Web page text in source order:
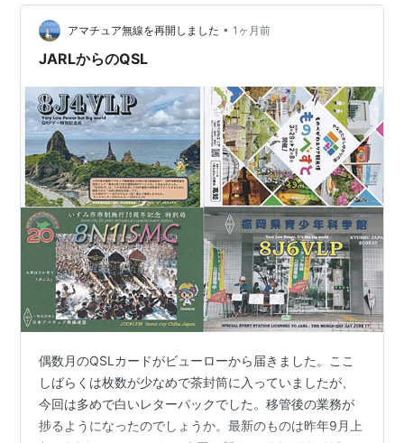
る方もいて、申し訳ないと思いながら、心を鬼にして今
日は受領チェックだけをしました。 過去には、時々気が
変わって、コンテストのQSLカードを送ってくださった
アマチュア無線を再開しました • 1ヶ月前
JARLからのQSL
偶数月のQSLカードがビューローから届きました。ここ
しばらくは枚数が少なめで茶封筒に入っていましたが、
今回は多めで白いレターパックでした。移管後の業務が
捗るようになったのでしょうか。最新のものは昨年9月上